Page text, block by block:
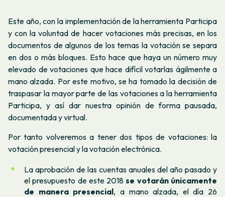
Este año, con la implementación de la herramienta Participa
y con la voluntad de hacer votaciones más precisas, en los
documentos de algunos de los temas la votación se separa
en dos o más bloques. Esto hace que haya un número muy
elevado de votaciones que hace difícil votarlas ágilmente a
mano alzada. Por este motivo, se ha tomado la decisión de
traspasar la mayor parte de las votaciones a la herramienta
Participa, y así dar nuestra opinión de forma pausada,
documentada y virtual.
Por tanto volveremos a tener dos tipos de votaciones: la
votación presencial y la votación electrónica.
La aprobación de las cuentas anuales del año pasado y
el presupuesto de este 2018se votarán únicamente
de manera presencial, a mano alzada, el día 26